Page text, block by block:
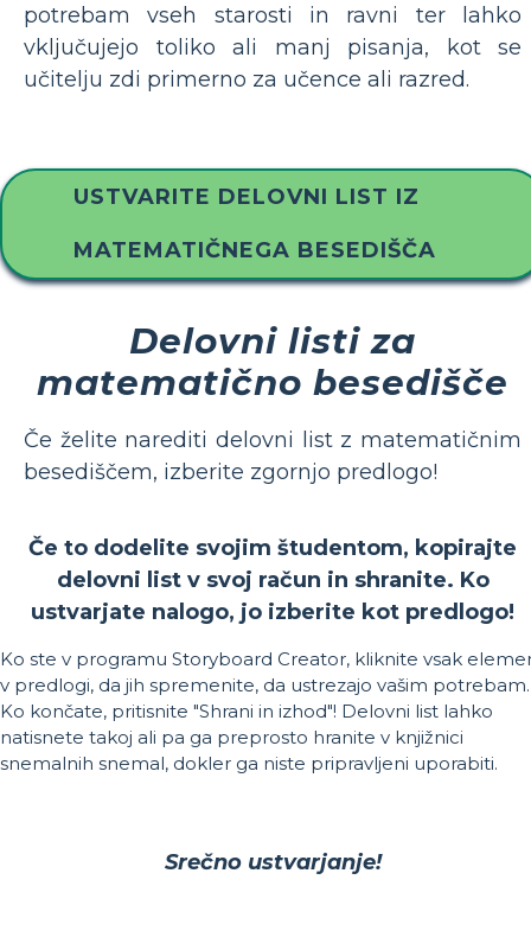
potrebam vseh starosti in ravni ter lahko
vključujejo toliko ali manj pisanja, kot se
učitelju zdi primerno za učence ali razred.
USTVARITE DELOVNI LIST IZ
MATEMATIČNEGA BESEDIŠČA
Delovni listi za
matematično besedišče
Če želite narediti delovni list z matematičnim
besediščem, izberite zgornjo predlogo!
Če to dodelite svojim študentom, kopirajte
delovni list v svoj račun in shranite. Ko
ustvarjate nalogo, jo izberite kot predlogo!
Ko ste v programu Storyboard Creator, kliknite vsak
v predlogi, da jih spremenite, da ustrezajo vašim potrebam.
Ko končate, pritisnite "Shrani in izhod"! Delovni list lahko
natisnete takoj ali pa ga preprosto hranite v knjižnici
snemalnih snemal, dokler ga niste pripravljeni uporabiti.
Srečno ustvarjanje!